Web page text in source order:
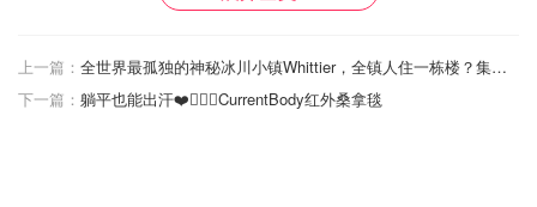
上一篇：
全世界最孤独的神秘冰川小镇Whittier，全镇人住一栋楼？集学校警察局教堂监狱超市于一身
下一篇： 躺平也能出汗❤️🧖🏻‍♀️CurrentBody红外桑拿毯